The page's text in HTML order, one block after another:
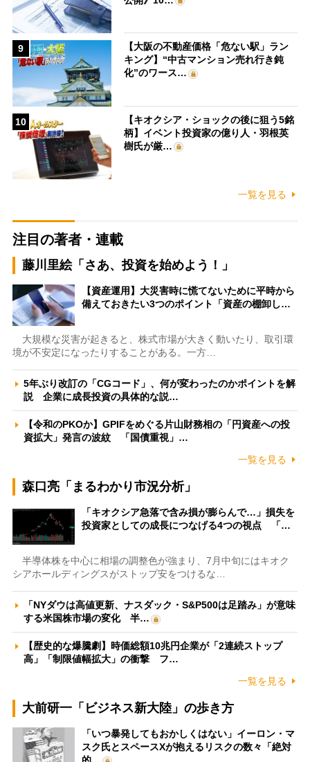
9
【大阪の不動産価格「危ない駅」ラン
キング】“中古マンション売れ行き鈍
化”のワース…
10
【キオクシア・ショックの後に狙う5銘
柄】イベント投資家の億り人・羽根英
樹氏が厳…
一覧を見る
注目の著者・連載
藤川里絵「さあ、投資を始めよう！」
【資産運用】大災害時に慌てないために平時から
備えておきたい3つのポイント「資産の棚卸し…
大規模な災害が起きると、株式市場が大きく動いたり、取引環
境が不安定になったりすることがある。一方…
5年ぶり改訂の「CGコード」、何が変わったのかポイントを解
説 企業に成長投資の具体的な説…
【令和のPKOか】GPIFをめぐる片山財務相の「円資産への投
資拡大」発言の波紋 「国債重視」…
一覧を見る
森口亮「まるわかり市況分析」
「キオクシア急落で含み損が膨らんで…」損失を
投資家としての成長につなげる4つの視点 「…
半導体株を中心に相場の調整色が強まり、7月中旬にはキオク
シアホールディングスがストップ安をつけるな…
「NYダウは高値更新、ナスダック・S&P500は足踏み」が意味
する米国株市場の変化 半…
【歴史的な爆騰劇】時価総額10兆円企業が「2連続ストップ
高」「制限値幅拡大」の衝撃 フ…
一覧を見る
大前研一「ビジネス新大陸」の歩き方
「いつ暴発してもおかしくはない」イーロン・マ
スク氏とスペースXが抱えるリスクの数々「絶対